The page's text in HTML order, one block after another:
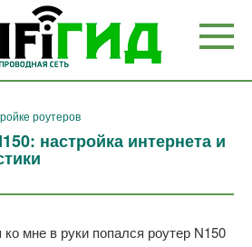
роутеров
настройка интернета и
мне в руки попался роутер N150